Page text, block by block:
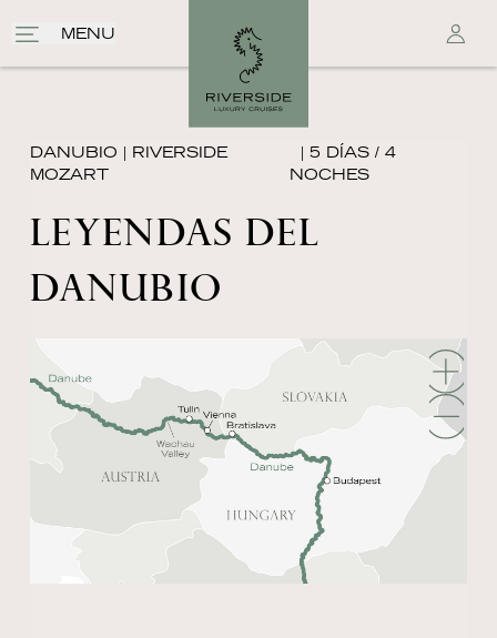
MENU
DANUBIO | RIVERSIDE
MOZART
| 5 DÍAS / 4
NOCHES
LEYENDAS DEL
DANUBIO